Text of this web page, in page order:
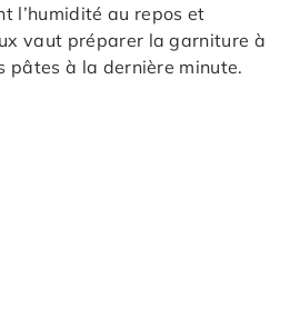
l’humidité au repos et
vaut préparer la garniture à
pâtes à la dernière minute.